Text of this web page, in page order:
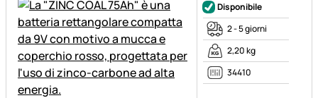
Disponibile
2 - 5 giorni
2,20 kg
34410